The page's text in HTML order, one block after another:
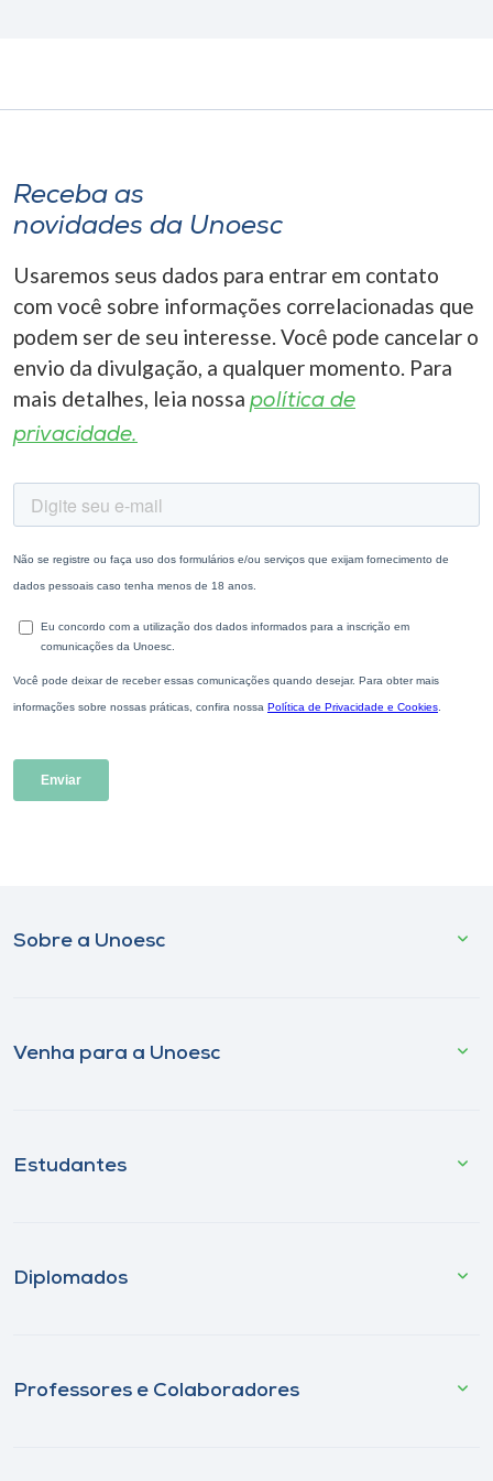
Receba as
novidades da Unoesc
Usaremos seus dados para entrar em contato
com você sobre informações correlacionadas que
podem ser de seu interesse. Você pode cancelar o
envio da divulgação, a qualquer momento. Para
mais detalhes, leia nossa política de
privacidade.
Sobre a Unoesc
Venha para a Unoesc
Estudantes
Diplomados
Professores e Colaboradores